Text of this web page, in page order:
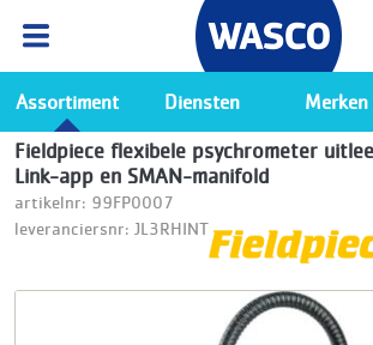
Ga naar de Wasco app
Assortiment Diensten Merken
Fieldpiece flexibele psychrometer
Link-app en SMAN-manifold
artikelnr: 99FP0007
leveranciersnr: JL3RHINT